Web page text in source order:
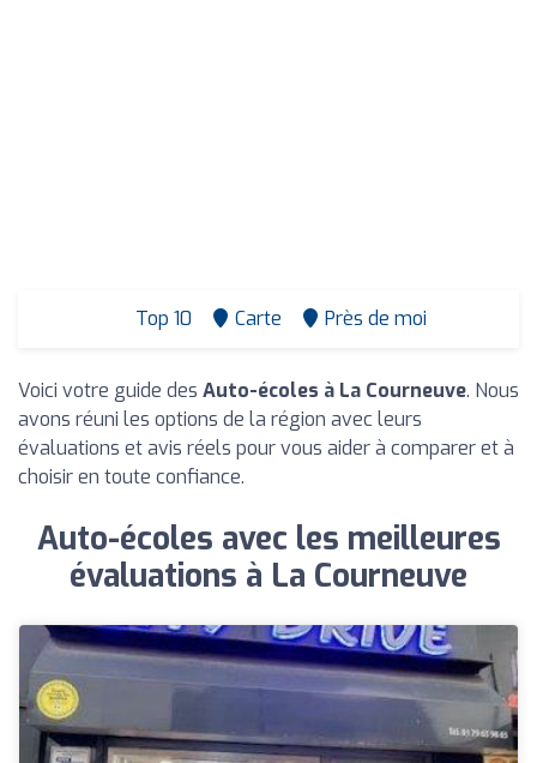
Top 10 Carte Près de moi
Voici votre guide des Auto-écoles à La Courneuve. Nous
avons réuni les options de la région avec leurs
évaluations et avis réels pour vous aider à comparer et à
choisir en toute confiance.
Auto-écoles avec les meilleures
évaluations à La Courneuve